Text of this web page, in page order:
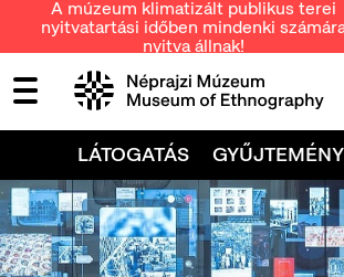
A múzeum klimatizált publikus terei
nyitvatartási időben mindenki
nyitva állnak!
LÁTOGATÁS GYŰJTEMÉNY